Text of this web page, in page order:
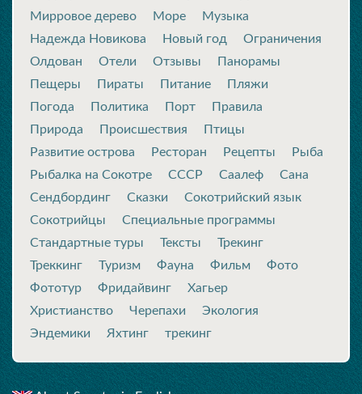
Мирровое дерево
Море
Музыка
Надежда Новикова
Новый год
Ограничения
Олдован
Отели Отзывы
Панорамы
Пещеры
Пираты Питание
Пляжи
Погода
Политика Порт
Правила
Природа
Происшествия
Птицы
Развитие острова
Ресторан Рецепты
Рыба
Рыбалка на Сокотре
СССР Саалеф
Сана
Сендбординг
Сказки
Сокотрийский язык
Сокотрийцы
Специальные программы
Стандартные туры
Тексты
Трекинг
Треккинг
Туризм Фауна Фильм
Фото
Фототур
Фридайвинг
Хагьер
Христианство
Черепахи
Экология
Эндемики
Яхтинг трекинг